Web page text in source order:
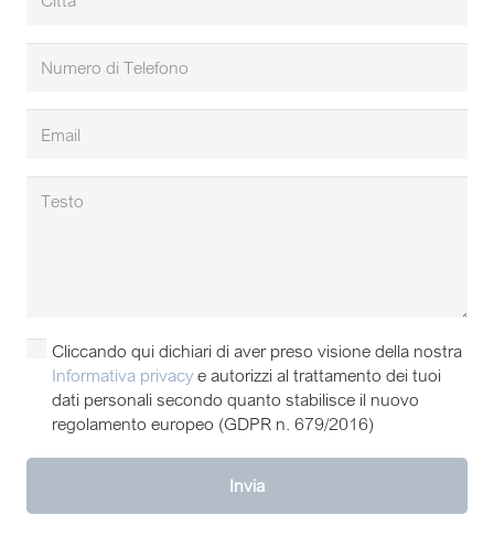
Cliccando qui dichiari di aver preso visione della nostra
Informativa privacye autorizzi al trattamento dei tuoi
dati personali secondo quanto stabilisce il nuovo
regolamento europeo (GDPR n. 679/2016)
Invia